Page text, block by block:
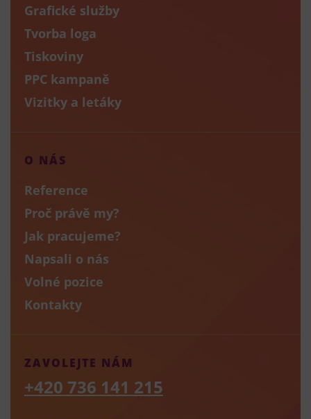
Grafické služby
Tvorba loga
Tiskoviny
PPC kampaně
Vizitky a letáky
O NÁS
Reference
Proč právě my?
Jak pracujeme?
Napsali o nás
Volné pozice
Kontakty
ZAVOLEJTE NÁM
+420 736 141 215